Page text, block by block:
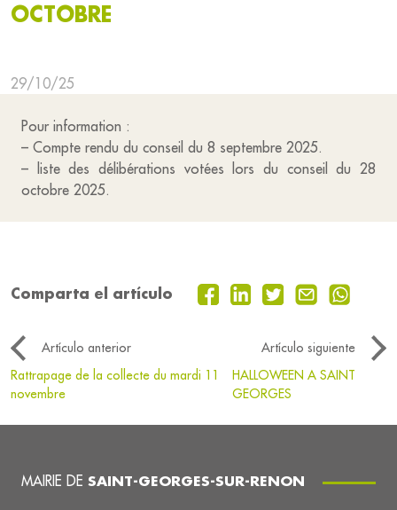
OCTOBRE
29/10/25
Pour information :
– Compte rendu du conseil du 8 septembre 2025.
– liste des délibérations votées lors du conseil du 28
octobre 2025.
Comparta el artículo
Artículo anterior
Artículo siguiente
Rattrapage de la collecte du mardi 11
novembre
HALLOWEEN A SAINT
GEORGES
MAIRIE DE SAINT-GEORGES-SUR-RENON